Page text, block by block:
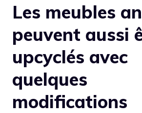
Les meubles
peuvent aussi
upcyclés avec
quelques
modifications